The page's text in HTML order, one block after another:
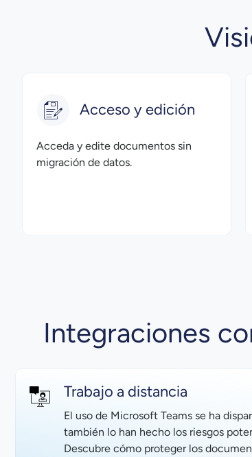
Acceso y edición
Acceda y edite documentos sin
migración de datos.
Integraciones
Trabajo a distancia
El uso de Microsoft Teams se ha
también lo han hecho los riesgos
Descubre cómo proteger los